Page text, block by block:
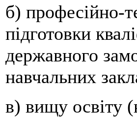
б) професійно-
підготовки
державного
навчальних
в) вищу освіту